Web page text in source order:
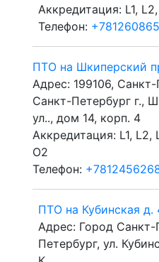
Аккредитация: L1,
Телефон:
ПТО на Шкиперский
Адрес: 199106,
Санкт-Петербург г.,
ул.., дом 14, корп. 4
Аккредитация: L1, L2,
O2
Телефон:
ПТО на Кубинская д.
Адрес: Город Санкт-
Петербург, ул.